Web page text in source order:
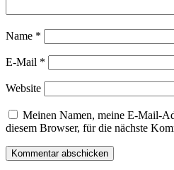
Name *
E-Mail *
Website
Meinen Namen, meine E-Mail-
diesem Browser, für die nächste